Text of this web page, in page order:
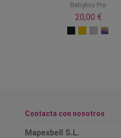
Babyliss Pro
20,00 €
Contacta con nosotros
Mapexbell S.L.